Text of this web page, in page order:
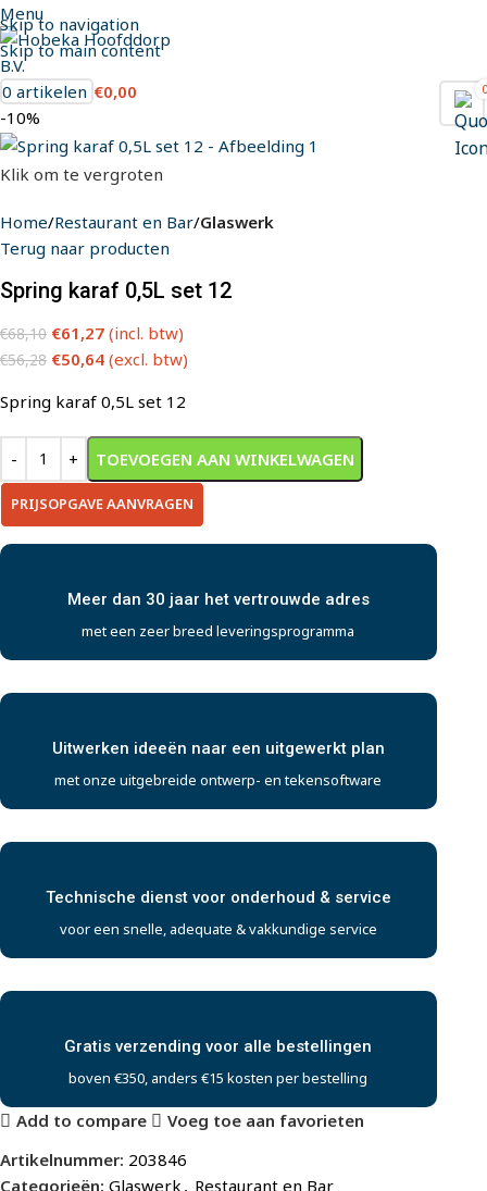
Skip to navigation
Skip to main content
Menu
0
0 artikelen €0,00
-10%
Klik om te vergroten
Home Restaurant en Bar Glaswerk
Terug naar producten
Spring karaf 0,5L set 12
€68,10 €61,27 (incl. btw)
€56,28 €50,64 (excl. btw)
Spring karaf 0,5L set 12
TOEVOEGEN AAN WINKELWAGEN
PRIJSOPGAVE AANVRAGEN
Meer dan 30 jaar het vertrouwde adres
met een zeer breed leveringsprogramma
Uitwerken ideeën naar een uitgewerkt plan
met onze uitgebreide ontwerp- en tekensoftware
Technische dienst voor onderhoud & service
voor een snelle, adequate & vakkundige service
Gratis verzending voor alle bestellingen
boven €350, anders €15 kosten per bestelling
Add to compare
Voeg toe aan favorieten
Artikelnummer: 203846
Categorieën: Glaswerk , Restaurant en Bar